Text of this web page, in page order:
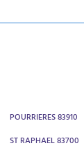
POURRIERES 83910
ST RAPHAEL 83700